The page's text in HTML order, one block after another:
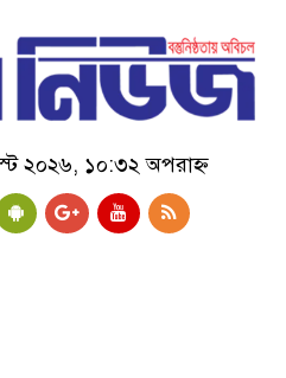
২০২৬, ১০:৩২ অপরাহ্ন